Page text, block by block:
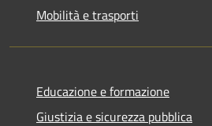
Mobilità e trasporti
Educazione e formazione
Giustizia e sicurezza pubblica